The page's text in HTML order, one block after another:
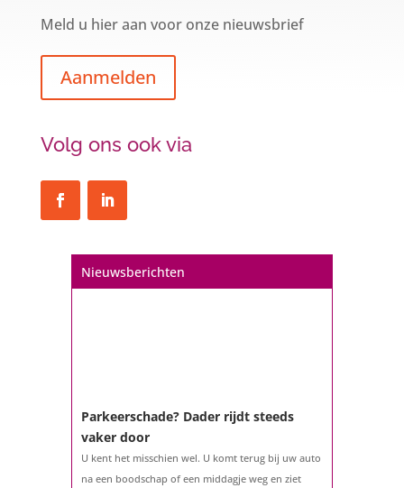
Meld u hier aan voor onze nieuwsbrief
Aanmelden
Volg ons ook via
Nieuwsberichten
Een hypotheek na uw 57e? Er zijn
De woningmarkt is nog steeds in beweging.
het eigenlijk met een hypotheek als u 57 jaar of
ouder bent?...
Parkeerschade? Dader rijdt steeds
vaker door
U kent het misschien wel. U komt terug bij uw auto
na een boodschap of een middagje weg en ziet